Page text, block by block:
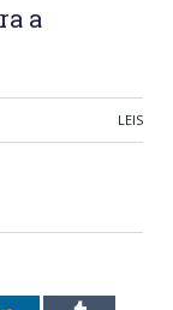
a
LEIS